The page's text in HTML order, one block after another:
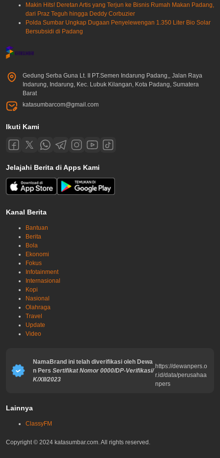
Makin Hits! Deretan Artis yang Terjun ke Bisnis Rumah Makan Padang,
dari Praz Teguh hingga Deddy Corbuzier
Polda Sumbar Ungkap Dugaan Penyelewengan 1.350 Liter Bio Solar
Bersubsidi di Padang
Gedung Serba Guna Lt. II PT.Semen Indarung Padang,, Jalan Raya
Indarung, Indarung, Kec. Lubuk Kilangan, Kota Padang, Sumatera
Barat
katasumbarcom@gmail.com
Ikuti Kami
Jelajahi Berita di Apps Kami
Kanal Berita
Bantuan
Berita
Bola
Ekonomi
Fokus
Infotainment
Internasional
Kopi
Nasional
Olahraga
Travel
Update
Video
NamaBrand ini telah diverifikasi oleh Dewa
n Pers Sertifikat Nomor 0000/DP-Verifikasi/
K/XII/2023
https://dewanpers.o
r.id/data/perusahaa
npers
Lainnya
ClassyFM
Copyright © 2024 katasumbar.com. All rights reserved.